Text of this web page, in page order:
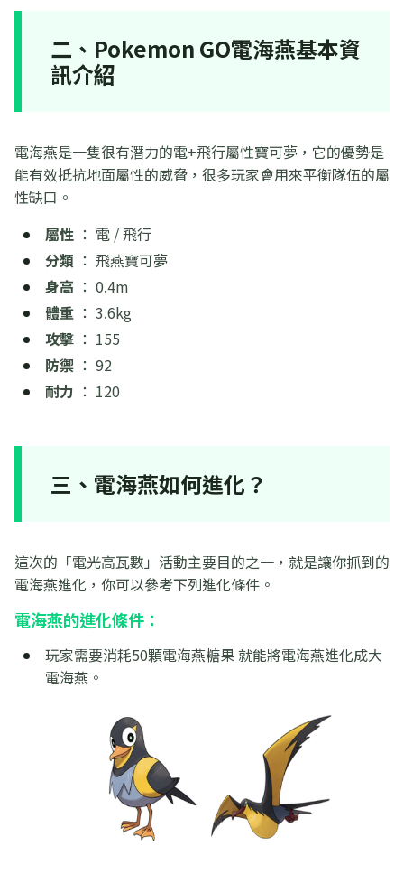
二、Pokemon GO電海燕基本資
訊介紹
電海燕是一隻很有潛力的電+飛行屬性寶可夢，它的優勢是
能有效抵抗地面屬性的威脅，很多玩家會用來平衡隊伍的屬
性缺口。
屬性 ： 電 / 飛行
分類 ： 飛燕寶可夢
身高 ： 0.4m
體重 ： 3.6kg
攻擊 ： 155
防禦 ： 92
耐力 ： 120
三、電海燕如何進化？
這次的「電光高瓦數」活動主要目的之一，就是讓你抓到的
電海燕進化，你可以參考下列進化條件。
電海燕的進化條件：
玩家需要消耗50顆電海燕糖果 就能將電海燕進化成大
電海燕。